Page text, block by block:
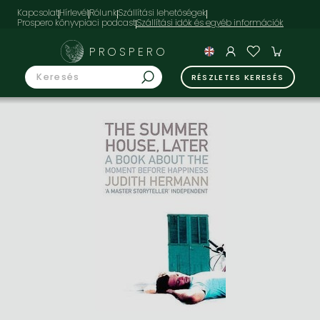
KapcsolatHírlevélRólunkSzállítási lehetőségek
Prospero könyvpiaci podcast
PROSPERO
RÉSZLETES KERESÉS